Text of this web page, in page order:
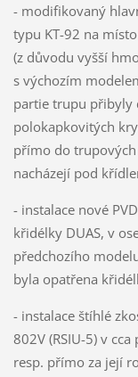
- modifikovaný
typu KT-92 na
(z důvodu vyšší
s výchozím
partie trupu přibyly
polokapkovitých
přímo do
nacházejí pod
- instalace nové
křidélky DUAS, v
předchozího
byla opatřena
- instalace štíhlé
802V (RSIU-5) v
resp. přímo za její